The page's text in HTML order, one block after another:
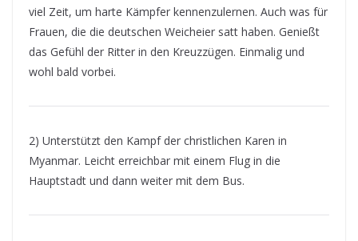
viel Zeit, um harte Kämpfer kennenzulernen. Auch was für
Frauen, die die deutschen Weicheier satt haben. Genießt
das Gefühl der Ritter in den Kreuzzügen. Einmalig und
wohl bald vorbei.
2) Unterstützt den Kampf der christlichen Karen in
Myanmar. Leicht erreichbar mit einem Flug in die
Hauptstadt und dann weiter mit dem Bus.